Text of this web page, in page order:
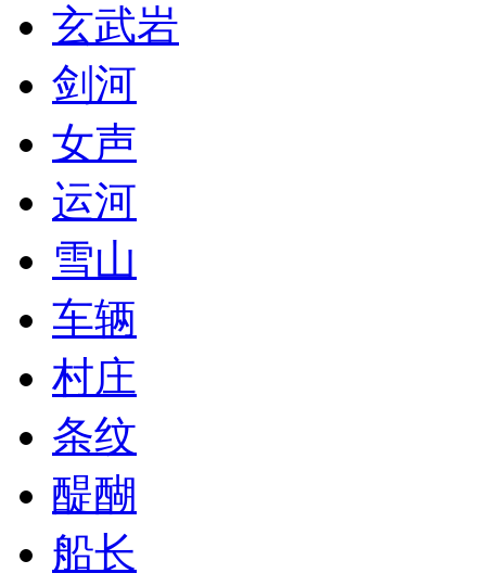
玄武岩
剑河
女声
运河
雪山
车辆
村庄
条纹
醍醐
船长